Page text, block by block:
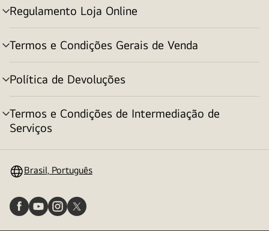
Regulamento Loja Online
alternar
menu
Termos e Condições Gerais de Venda
alternar
menu
Política de Devoluções
alternar
menu
Termos e Condições de Intermediação de
Serviços
alternar
Brasil, Português